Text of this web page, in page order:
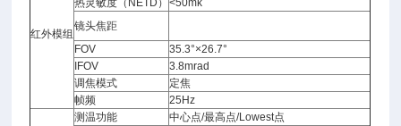
红外模组
热灵敏度（NETD） <50mk
镜头焦距
FOV
35.3°×26.7°
IFOV
3.8mrad
调焦模式
定焦
帧频
25Hz
测温功能
中心点/最高点/Lowest点